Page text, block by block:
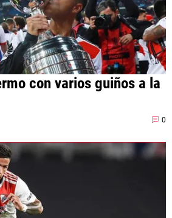
con varios guiños a la
0